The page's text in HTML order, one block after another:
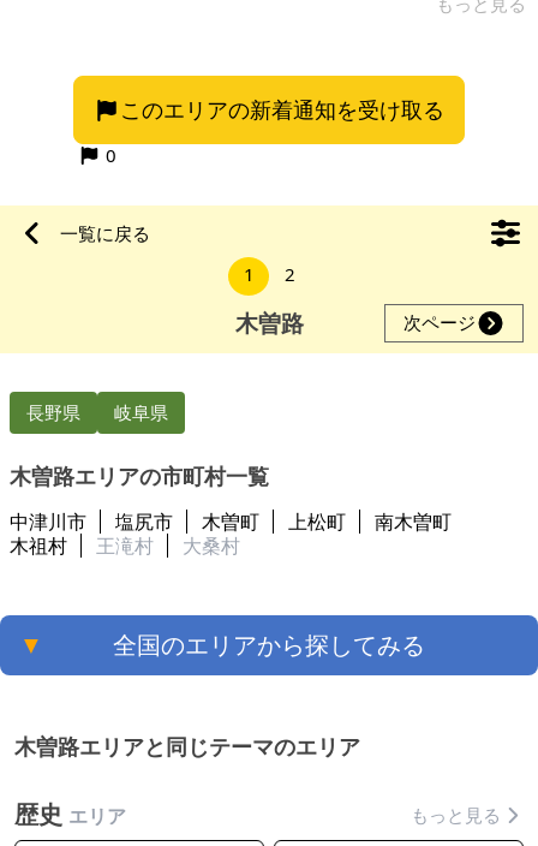
10万円 年間家賃収入：120万円 希望売却価格：900万円 上記条
件より、**表面利回りは約13.3％**となります。購入後すぐに
家賃収入が発生する、インカム型の投資物件で
このエリアの新着通知を受け取る
0
一覧に戻る
1
2
木曽路 次ページ
長野県 岐阜県
木曽路エリアの市町村一覧
中津川市 塩尻市 木曽町 上松町
南木曽町
木祖村
王滝村 大桑村
▼ 全国のエリアから探してみる
木曽路エリアと同じテーマのエリア
歴史 エリア もっと見る